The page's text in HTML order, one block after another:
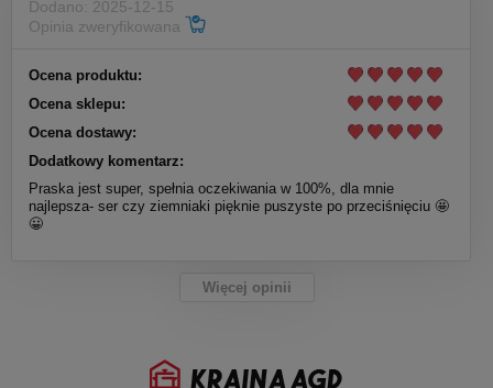
Dodano: 2025-12-15
Opinia zweryfikowana
Ocena produktu:
Ocena sklepu:
Ocena dostawy:
Dodatkowy komentarz:
Praska jest super, spełnia oczekiwania w 100%, dla mnie
najlepsza- ser czy ziemniaki pięknie puszyste po przeciśnięciu 🤩
😀
Więcej opinii